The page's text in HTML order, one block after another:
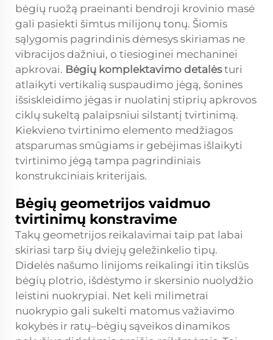
bėgių ruožą praeinanti bendroji krovinio masė
gali pasiekti šimtus milijonų tonų. Šiomis
sąlygomis pagrindinis dėmesys skiriamas ne
vibracijos dažniui, o tiesioginei mechaninei
apkrovai. Bėgių komplektavimo detalėsturi
atlaikyti vertikalią suspaudimo jėgą, šonines
išsiskleidimo jėgas ir nuolatinį stiprių apkrovos
ciklų sukeltą palaipsniui silstantį tvirtinimą.
Kiekvieno tvirtinimo elemento medžiagos
atsparumas smūgiams ir gebėjimas išlaikyti
tvirtinimo jėgą tampa pagrindiniais
konstrukciniais kriterijais.
Bėgių geometrijos vaidmuo
tvirtinimų konstravime
Takų geometrijos reikalavimai taip pat labai
skiriasi tarp šių dviejų geležinkelio tipų.
Didelės našumo linijoms reikalingi itin tikslūs
bėgių plotrio, išdėstymo ir skersinio nuolydžio
leistini nuokrypiai. Net keli milimetrai
nuokrypio gali sukelti matomus važiavimo
kokybės ir ratų–bėgių sąveikos dinamikos